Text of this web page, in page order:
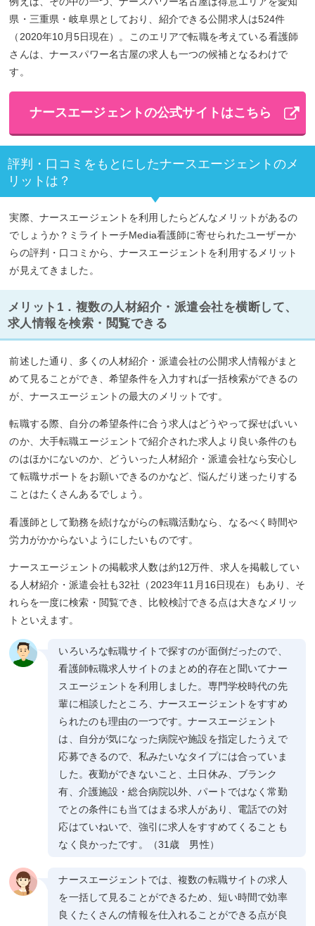
県・三重県・岐阜県としており、紹介できる公開求人は524件
（2020年10月5日現在）。このエリアで転職を考えている看護師
さんは、ナースパワー名古屋の求人も一つの候補となるわけで
す。
ナースエージェントの公式サイトはこちら
評判・口コミをもとにしたナースエージェントのメ
リットは？
実際、ナースエージェントを利用したらどんなメリットがあるの
でしょうか？ミライトーチMedia看護師に寄せられたユーザーか
らの評判・口コミから、ナースエージェントを利用するメリット
が見えてきました。
メリット1．複数の人材紹介・派遣会社を横断して、
求人情報を検索・閲覧できる
前述した通り、多くの人材紹介・派遣会社の公開求人情報がまと
めて見ることができ、希望条件を入力すれば一括検索ができるの
が、ナースエージェントの最大のメリットです。
転職する際、自分の希望条件に合う求人はどうやって探せばいい
のか、大手転職エージェントで紹介された求人より良い条件のも
のはほかにないのか、どういった人材紹介・派遣会社なら安心し
て転職サポートをお願いできるのかなど、悩んだり迷ったりする
ことはたくさんあるでしょう。
看護師として勤務を続けながらの転職活動なら、なるべく時間や
労力がかからないようにしたいものです。
ナースエージェントの掲載求人数は約12万件、求人を掲載してい
る人材紹介・派遣会社も32社（2023年11月16日現在）もあり、そ
れらを一度に検索・閲覧でき、比較検討できる点は大きなメリッ
トといえます。
いろいろな転職サイトで探すのが面倒だったので、
看護師転職求人サイトのまとめ的存在と聞いてナー
スエージェントを利用しました。専門学校時代の先
輩に相談したところ、ナースエージェントをすすめ
られたのも理由の一つです。ナースエージェント
は、自分が気になった病院や施設を指定したうえで
応募できるので、私みたいなタイプには合っていま
した。夜勤ができないこと、土日休み、ブランク
有、介護施設・総合病院以外、パートではなく常勤
でとの条件にも当てはまる求人があり、電話での対
応はていねいで、強引に求人をすすめてくることも
なく良かったです。（31歳 男性）
ナースエージェントでは、複数の転職サイトの求人
を一括して見ることができるため、短い時間で効率
良くたくさんの情報を仕入れることができる点が良